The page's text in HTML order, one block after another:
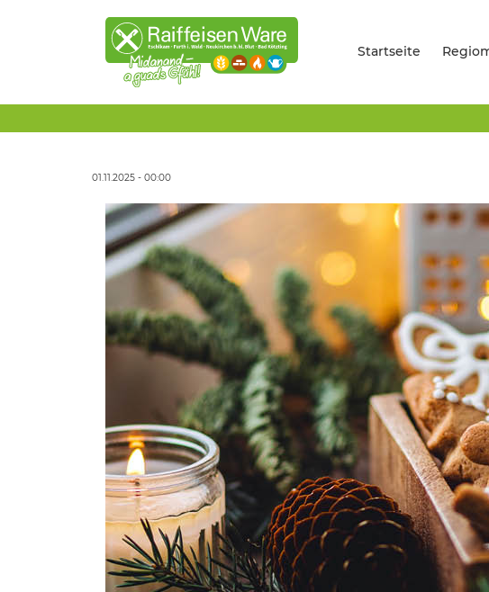
Startseite
01.11.2025 - 00:00